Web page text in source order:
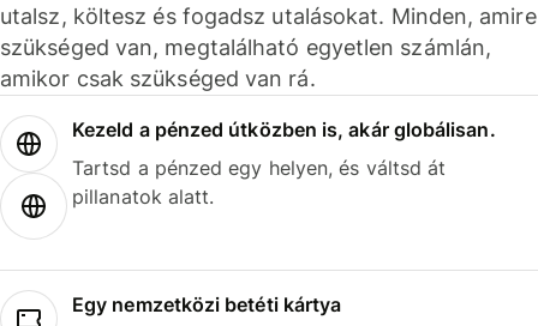
utalsz, költesz és fogadsz utalásokat. Minden, amire
szükséged van, megtalálható egyetlen számlán,
amikor csak szükséged van rá.
Kezeld a pénzed útközben is, akár globálisan.
Tartsd a pénzed egy helyen, és váltsd át
pillanatok alatt.
Egy nemzetközi betéti kártya